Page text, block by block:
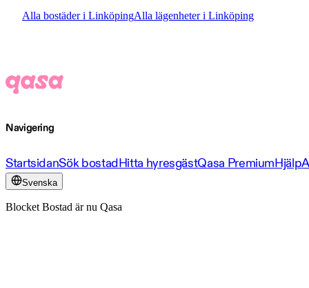
Alla bostäder i LinköpingAlla lägenheter i Linköping
Navigering
StartsidanSök bostadHitta hyresgästQasa PremiumHjälp
Svenska
Blocket Bostad är nu Qasa